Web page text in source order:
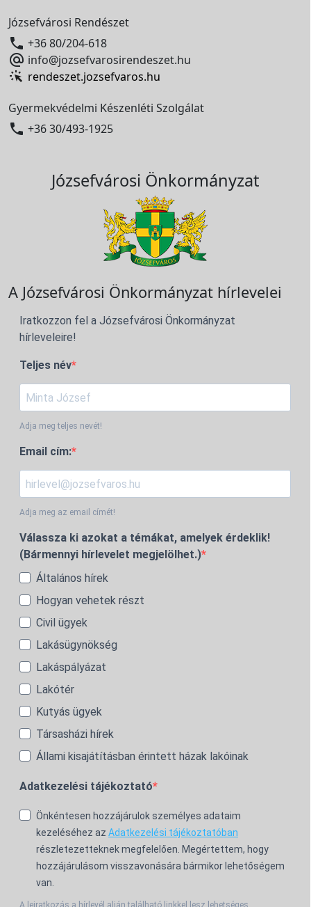
Józsefvárosi Rendészet
 +36 80/204-618
 info@jozsefvarosirendeszet.hu
rendeszet.jozsefvaros.hu
Gyermekvédelmi Készenléti Szolgálat
 +36 30/493-1925
Józsefvárosi Önkormányzat
A Józsefvárosi Önkormányzat hírlevelei
Iratkozzon fel a Józsefvárosi Önkormányzat
hírleveleire!
Teljes név
Adja meg teljes nevét!
Email cím:
Adja meg az email címét!
Válassza ki azokat a témákat, amelyek érdeklik!
(Bármennyi hírlevelet megjelölhet.)
Általános hírek
Hogyan vehetek részt
Civil ügyek
Lakásügynökség
Lakáspályázat
Lakótér
Kutyás ügyek
Társasházi hírek
Állami kisajátításban érintett házak lakóinak
Adatkezelési tájékoztató
Önkéntesen hozzájárulok személyes adataim
kezeléséhez az Adatkezelési tájékoztatóban
részletezetteknek megfelelően. Megértettem, hogy
hozzájárulásom visszavonására bármikor lehetőségem
van.
A leiratkozás a hírlevél alján található linkkel lesz lehetséges.